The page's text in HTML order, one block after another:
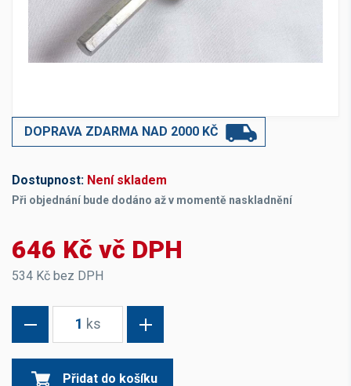
DOPRAVA ZDARMA NAD 2000 KČ
Dostupnost: Není skladem
Při objednání bude dodáno až v momentě naskladnění
646 Kč vč DPH
534 Kč bez DPH
1 ks
Přidat do košíku